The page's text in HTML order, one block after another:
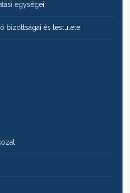
egységei
bizottságai és testületei